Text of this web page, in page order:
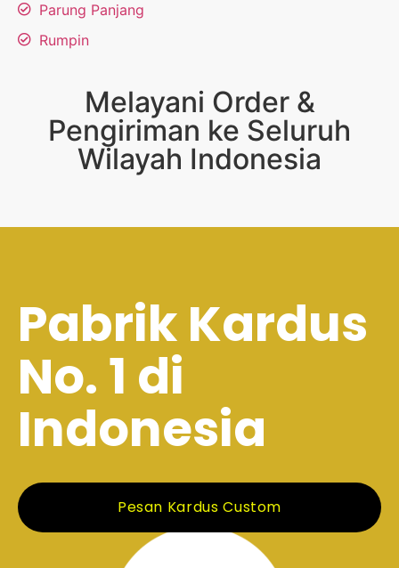
Parung Panjang
Rumpin
Melayani Order &
Pengiriman ke Seluruh
Wilayah Indonesia
Pabrik Kardus
No. 1 di
Indonesia
Pesan Kardus Custom